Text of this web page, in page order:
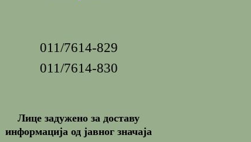
011/7614-829
011/7614-830
Лице задужено за доставу
информација од јавног значаја